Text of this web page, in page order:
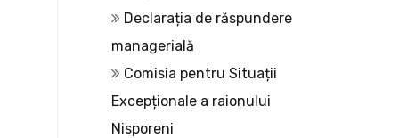
Declarația de răspundere
managerială
Comisia pentru Situații
Excepționale a raionului
Nisporeni